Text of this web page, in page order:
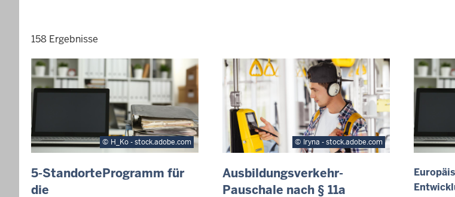
158 Ergebnisse
H_Ko - stock.adobe.com
5-StandorteProgramm für
die
Iryna - stock.adobe.com
Ausbildungsverkehr-
Pauschale nach § 11a